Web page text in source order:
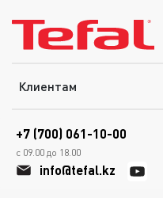
Клиентам
+7 (700) 061-10-00
с 09.00 до 18.00
info@tefal.kz